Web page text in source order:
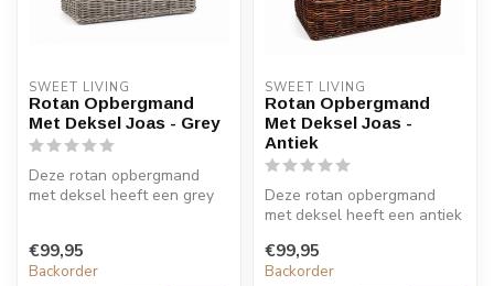
SWEET LIVING
Rotan Opbergmand
Met Deksel Joas - Grey
Deze rotan opbergmand
met deksel heeft een grey
€99,95
Backorder
SWEET LIVING
Rotan Opbergmand
Met Deksel Joas -
Antiek
Deze rotan opbergmand
met deksel heeft een antiek
verkr...
€99,95
Backorder